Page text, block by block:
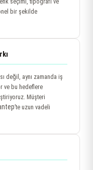
bir şekilde
değil, aynı zamanda iş
ve bu hedeflere
Müşteri
’te uzun vadeli